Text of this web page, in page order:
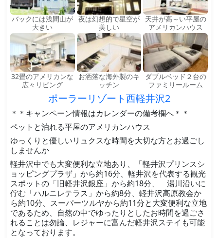
バックには浅間山が
大きい
夜は幻想的で星空が
美しい
天井が高～い平屋の
アメリカンハウス
32畳のアメリカンな
広々リビング
お洒落な海外製のキ
ッチン
ダブルベッド２台の
ファミリールーム
ポーラーリゾート西軽井沢2
＊＊キャンペーン情報はカレンダーの備考欄へ＊＊
ペットと泊れる平屋のアメリカンハウス
ゆっくりと優しいリュクスな時間を大切な方とお過ごし
しませんか
軽井沢中でも大変便利な立地あり、「軽井沢プリンスシ
ョッピングプラザ」から約16分、軽井沢を代表する観光
スポットの「旧軽井沢銀座」から約18分、 湯川沿いに
佇む「ハルニレテラス」から約8分、軽井沢高原教会か
ら約10分、スーパーツルヤから約11分と大変便利な立地
であるため、自然の中でゆったりとしたお時間を過ごさ
れることは勿論、レジャーに富んだ軽井沢ステイも可能
となっております。